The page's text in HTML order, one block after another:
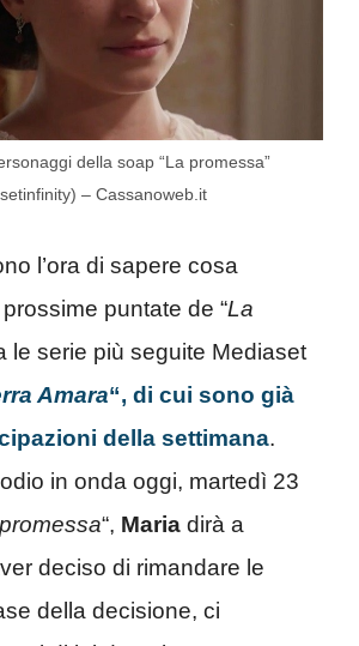
della soap “La promessa”
– Cassanoweb.it
l’ora di sapere cosa
puntate de “La
le serie più seguite Mediaset
Amara“, di cui sono già
della settimana.
in onda oggi, martedì 23
“, Maria dirà a
deciso di rimandare le
della decisione, ci